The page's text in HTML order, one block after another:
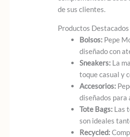
de sus clientes.
Productos
Bolsos: Pepe
diseñado con
Sneakers: La
toque casual y
Accesorios:
diseñados para
Tote Bags: Las
son ideales
Recycled: